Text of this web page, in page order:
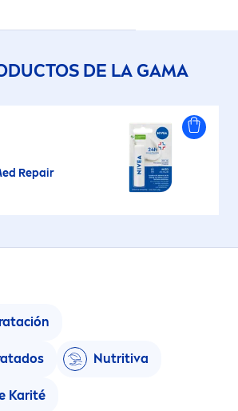
DE LA GAMA
Repair
Nutritiva
Karité